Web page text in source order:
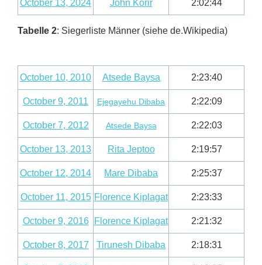
October 13, 2024 John Korir 2:02:44
Tabelle 2: Siegerliste Männer (siehe de.Wikipedia)
October 10, 2010 Atsede Baysa 2:23:40
October 9, 2011 Ejegayehu Dibaba 2:22:09
October 7, 2012 Atsede Baysa 2:22:03
October 13, 2013 Rita Jeptoo 2:19:57
October 12, 2014 Mare Dibaba 2:25:37
October 11, 2015 Florence Kiplagat 2:23:33
October 9, 2016 Florence Kiplagat 2:21:32
October 8, 2017 Tirunesh Dibaba 2:18:31